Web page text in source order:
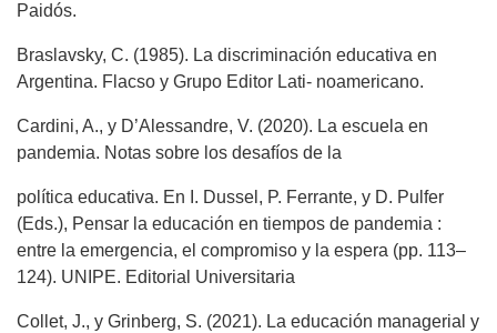
Paidós.
Braslavsky, C. (1985). La discriminación educativa en
Argentina. Flacso y Grupo Editor Lati- noamericano.
Cardini, A., y D’Alessandre, V. (2020). La escuela en
pandemia. Notas sobre los desafíos de la
política educativa. En I. Dussel, P. Ferrante, y D. Pulfer
(Eds.), Pensar la educación en tiempos de pandemia :
entre la emergencia, el compromiso y la espera (pp. 113–
124). UNIPE. Editorial Universitaria
Collet, J., y Grinberg, S. (2021). La educación managerial y